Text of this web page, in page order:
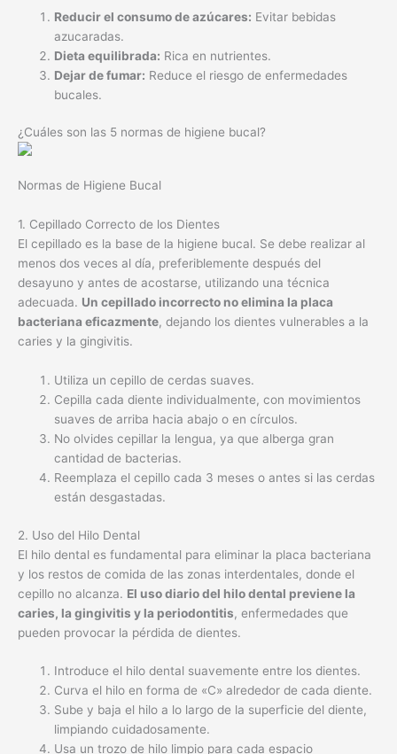
¿Cuáles son las 5 normas de higiene bucal?
Normas de Higiene Bucal
El cepillado es la base de la higiene bucal. Se debe realizar al
menos dos veces al día, preferiblemente después del
adecuada. Un cepillado incorrecto no elimina la placa
caries y la gingivitis.
Utiliza un cepillo de cerdas suaves.
Cepilla cada diente individualmente, con movimientos
suaves de arriba hacia abajo o en círculos.
No olvides cepillar la lengua, ya que alberga gran
cantidad de bacterias.
están desgastadas.
2. Uso del Hilo Dental
El hilo dental es fundamental para eliminar la placa bacteriana
y los restos de comida de las zonas interdentales, donde el
cepillo no alcanza.El uso diario del hilo dental previene la
caries, la gingivitis y la periodontitis
Introduce el hilo dental suavemente entre los dientes.
Curva el hilo en forma de «C» alrededor de cada diente.
Sube y baja el hilo a lo largo de la superficie del diente,
limpiando cuidadosamente.
Usa un trozo de hilo limpio para cada espacio
3. Enjuague Bucal
El enjuague bucal complementa el cepillado y el uso del hilo
dental. Existen diferentes tipos de enjuagues bucales, algunos
con flúor para fortalecer el esmalte y prevenir la caries, y otros